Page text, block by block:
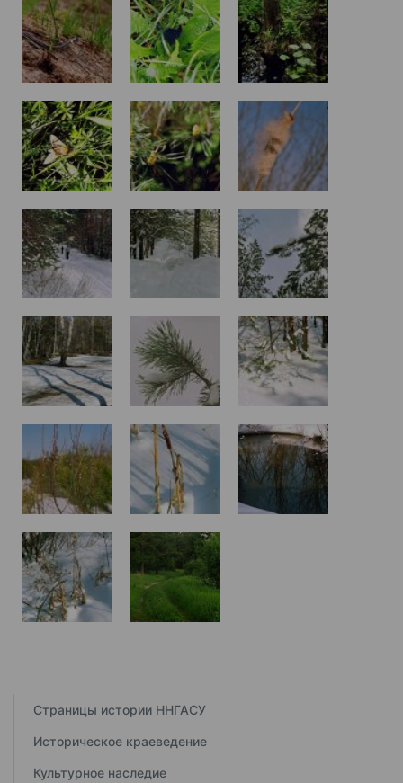
Страницы истории ННГАСУ
Историческое краеведение
Культурное наследие